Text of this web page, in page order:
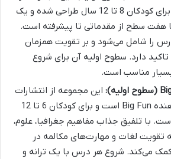
انتشارات Oxford برای کودکان 8 تا 12 سال طراحی شده و یک
هفت سطح از مقدماتی تا پیشرفته است.
را شامل می‌شود و بر تقویت همزمان
دارد. سطوح اولیه آن برای شروع
مناسب است.
این مجموعه از انتشارات
Pearson، ادامه‌دهنده Big Fun است و برای کودکان 6 تا 12
با تلفیق جذاب مفاهیم جغرافیا، علوم،
تقویت لغات و مهارت‌های مکالمه در
می‌کند. شروع هر درس با یک ترانه و